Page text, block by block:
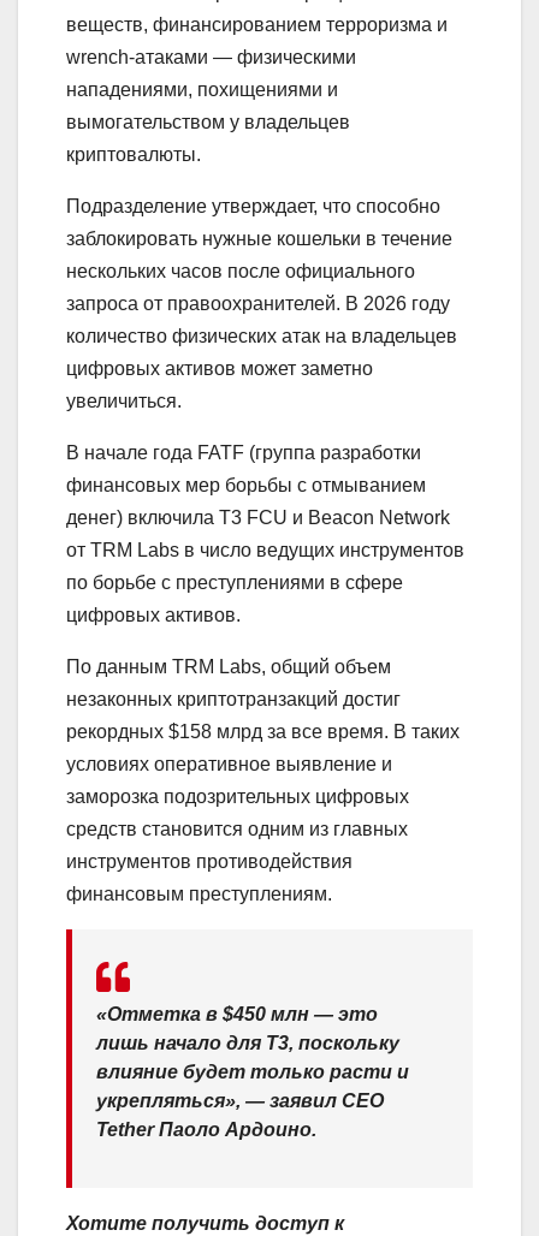
веществ, финансированием терроризма и
wrench-атаками — физическими
нападениями, похищениями и
вымогательством у владельцев
криптовалюты.
Подразделение утверждает, что способно
заблокировать нужные кошельки в течение
нескольких часов после официального
запроса от правоохранителей. В 2026 году
количество физических атак на владельцев
цифровых активов может заметно
увеличиться.
В начале года FATF (группа разработки
финансовых мер борьбы с отмыванием
денег) включила T3 FCU и Beacon Network
от TRM Labs в число ведущих инструментов
по борьбе с преступлениями в сфере
цифровых активов.
По данным TRM Labs, общий объем
незаконных криптотранзакций достиг
рекордных $158 млрд за все время. В таких
условиях оперативное выявление и
заморозка подозрительных цифровых
средств становится одним из главных
инструментов противодействия
финансовым преступлениям.
«Отметка в $450 млн — это
лишь начало для T3, поскольку
влияние будет только расти и
укрепляться», — заявил CEO
Tether Паоло Ардоино.
Хотите получить доступ к